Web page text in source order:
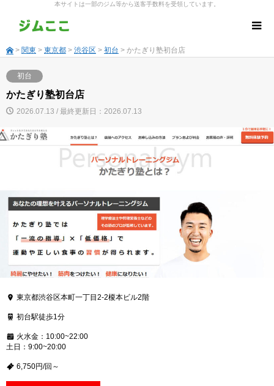
本サイトは一部のジム等から送客手数料を受領しています。
> 関東 > 東京都 > 渋谷区 > 初台 > かたぎり塾初台店
初台
かたぎり塾初台店
2026.07.13 / 最終更新日：2026.07.13
東京都渋谷区本町一丁目2-2榎本ビル2階
初台駅徒歩1分
火水金：10:00~22:00
土日：9:00~20:00
6,750円/回～